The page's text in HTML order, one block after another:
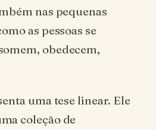
nas pequenas
as pessoas se
obedecem,
uma tese linear. Ele
coleção de